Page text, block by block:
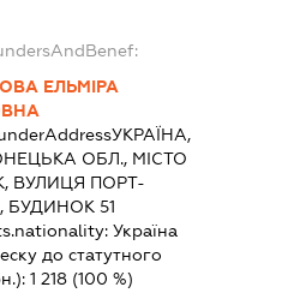
ЕЛЬМІРА
УКРАЇНА,
ОБЛ., МІСТО
ВУЛИЦЯ ПОРТ-
БУДИНОК 51
Україна
до статутного
1 218 (100 %)